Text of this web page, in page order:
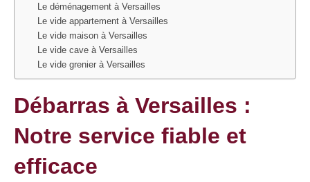
Le déménagement à Versailles
Le vide appartement à Versailles
Le vide maison à Versailles
Le vide cave à Versailles
Le vide grenier à Versailles
Débarras à Versailles :
Notre service fiable et
efficace